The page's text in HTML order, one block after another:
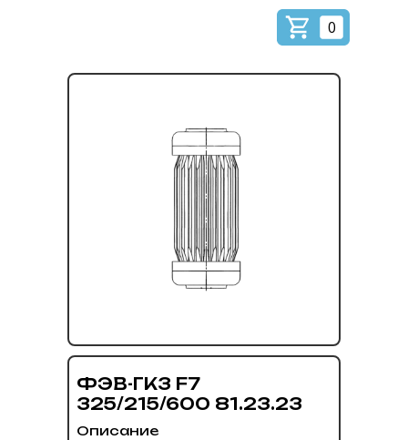
0
ФЭВ-ГК3 F7
325/215/600 81.23.23
Описание